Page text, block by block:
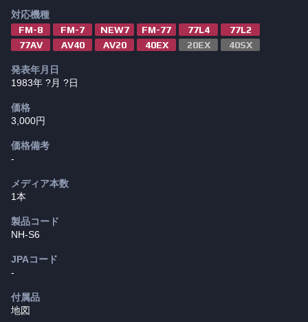
対応機種
FM-8
FM-7 NEW7 FM-77 77L4
77L2
77AV
AV40 AV20 40EX 20EX 40SX
発表年月日
1983年 ?月 ?日
価格
3,000円
価格備考
-
メディア本数
1本
製品コード
NH-S6
JPAコード
-
付属品
地図